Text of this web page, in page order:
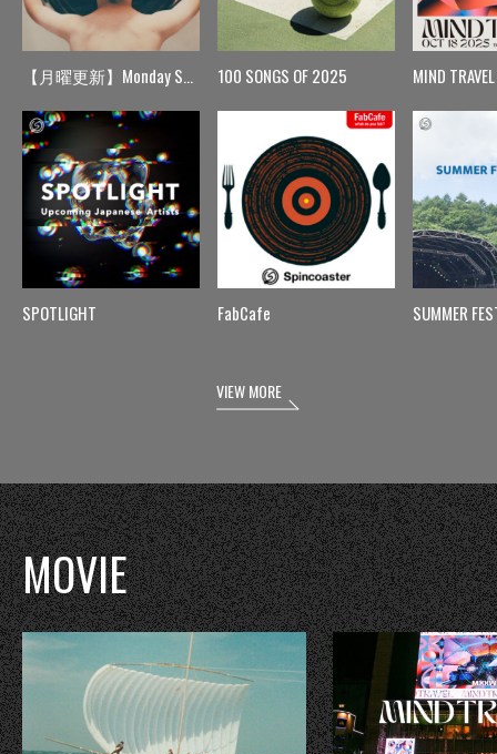
【月曜更新】Monday Spin
SPOTLIGHT
100 SONGS OF 2025
FabCafe
MIND TRAVEL
SUMMER
VIEW MORE
MOVIE